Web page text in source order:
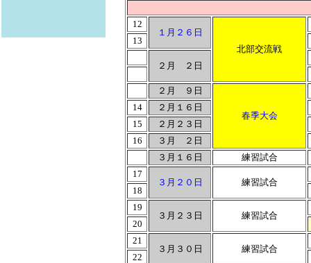
12
１月２６日
北部交流戦
13
２月 ２日
２月 ９日
春季大会
14
２月１６日
15
２月２３日
16
３月 ２日
３月１６日
練習試合
17
３月２０日
練習試合
18
19
３月２３日
練習試合
20
21
３月３０日
練習試合
22